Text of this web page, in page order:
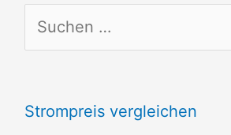
u
h
Strompreis vergleichen